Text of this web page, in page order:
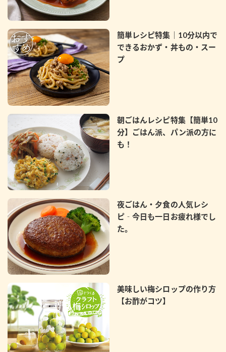
簡単レシピ特集｜10分以内で
できるおかず・丼もの・スー
プ
朝ごはんレシピ特集【簡単10
分】ごはん派、パン派の方に
も！
夜ごはん・夕食の人気レシ
ピ‐今日も一日お疲れ様でし
た。
美味しい梅シロップの作り方
【お酢がコツ】